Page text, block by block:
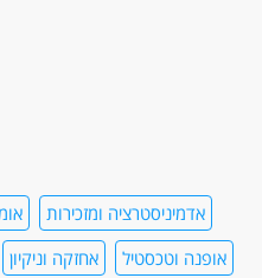
אדמיניסטרציה ומזכירות
אופנה וטכסטיל
אחזקה וניקיון